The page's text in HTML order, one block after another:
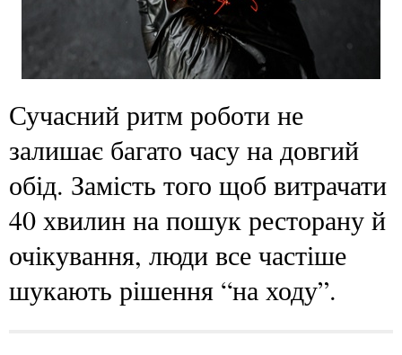
Сучасний ритм роботи не
залишає багато часу на довгий
обід. Замість того щоб витрачати
40 хвилин на пошук ресторану й
очікування, люди все частіше
шукають рішення “на ходу”.